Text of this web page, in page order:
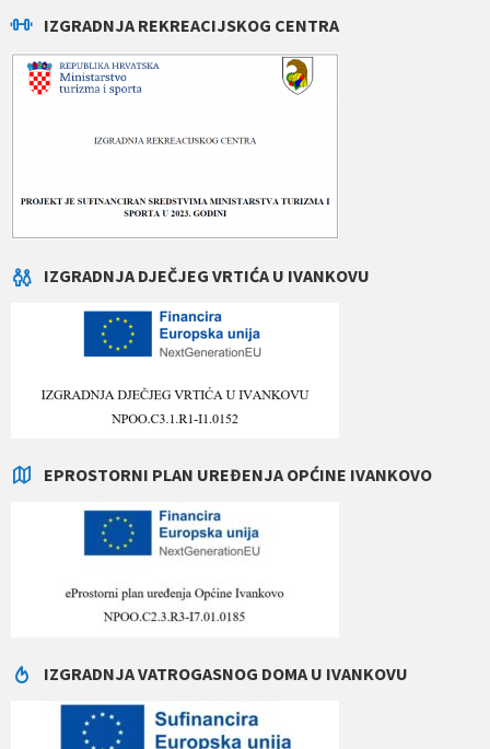
IZGRADNJA REKREACIJSKOG CENTRA
IZGRADNJA DJEČJEG VRTIĆA U IVANKOVU
EPROSTORNI PLAN UREĐENJA OPĆINE IVANKOVO
IZGRADNJA VATROGASNOG DOMA U IVANKOVU